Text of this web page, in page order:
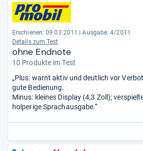
Erschienen: 09.03.2011
Ausgabe: 4/2011
Details zum Test
ohne Endnote
10 Produkte im Test
„Plus: warnt aktiv und deutlich vor
gute Bedienung.
Minus: kleines Display (4,3 Zoll);
holperige Sprachausgabe.“